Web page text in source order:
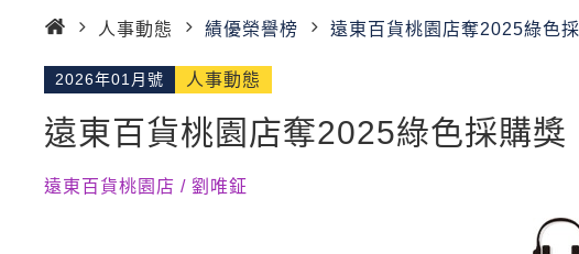
頁
人事動態 績優榮譽榜 遠東百貨桃園店奪2025綠色
2026年01月號 人事動態
遠東百貨桃園店奪2025綠色採購
遠東百貨桃園店 / 劉唯鉦